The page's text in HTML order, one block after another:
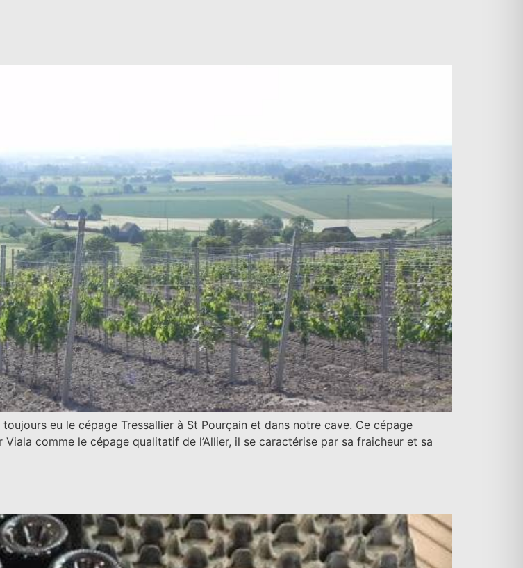
eu le cépage Tressallier à St Pourçain et dans notre cave. Ce cépage
comme le cépage qualitatif de l’Allier, il se caractérise par sa fraicheur et sa